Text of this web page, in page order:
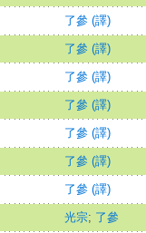
了參 (譯)
了參 (譯)
了參 (譯)
了參 (譯)
了參 (譯)
了參 (譯)
了參 (譯)
光宗; 了參